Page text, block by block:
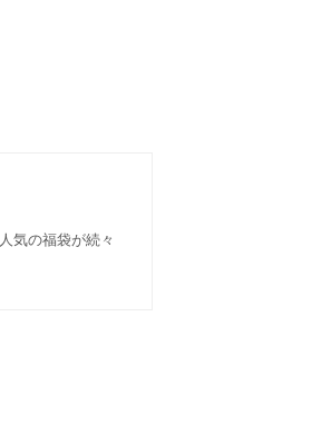
気の福袋が続々